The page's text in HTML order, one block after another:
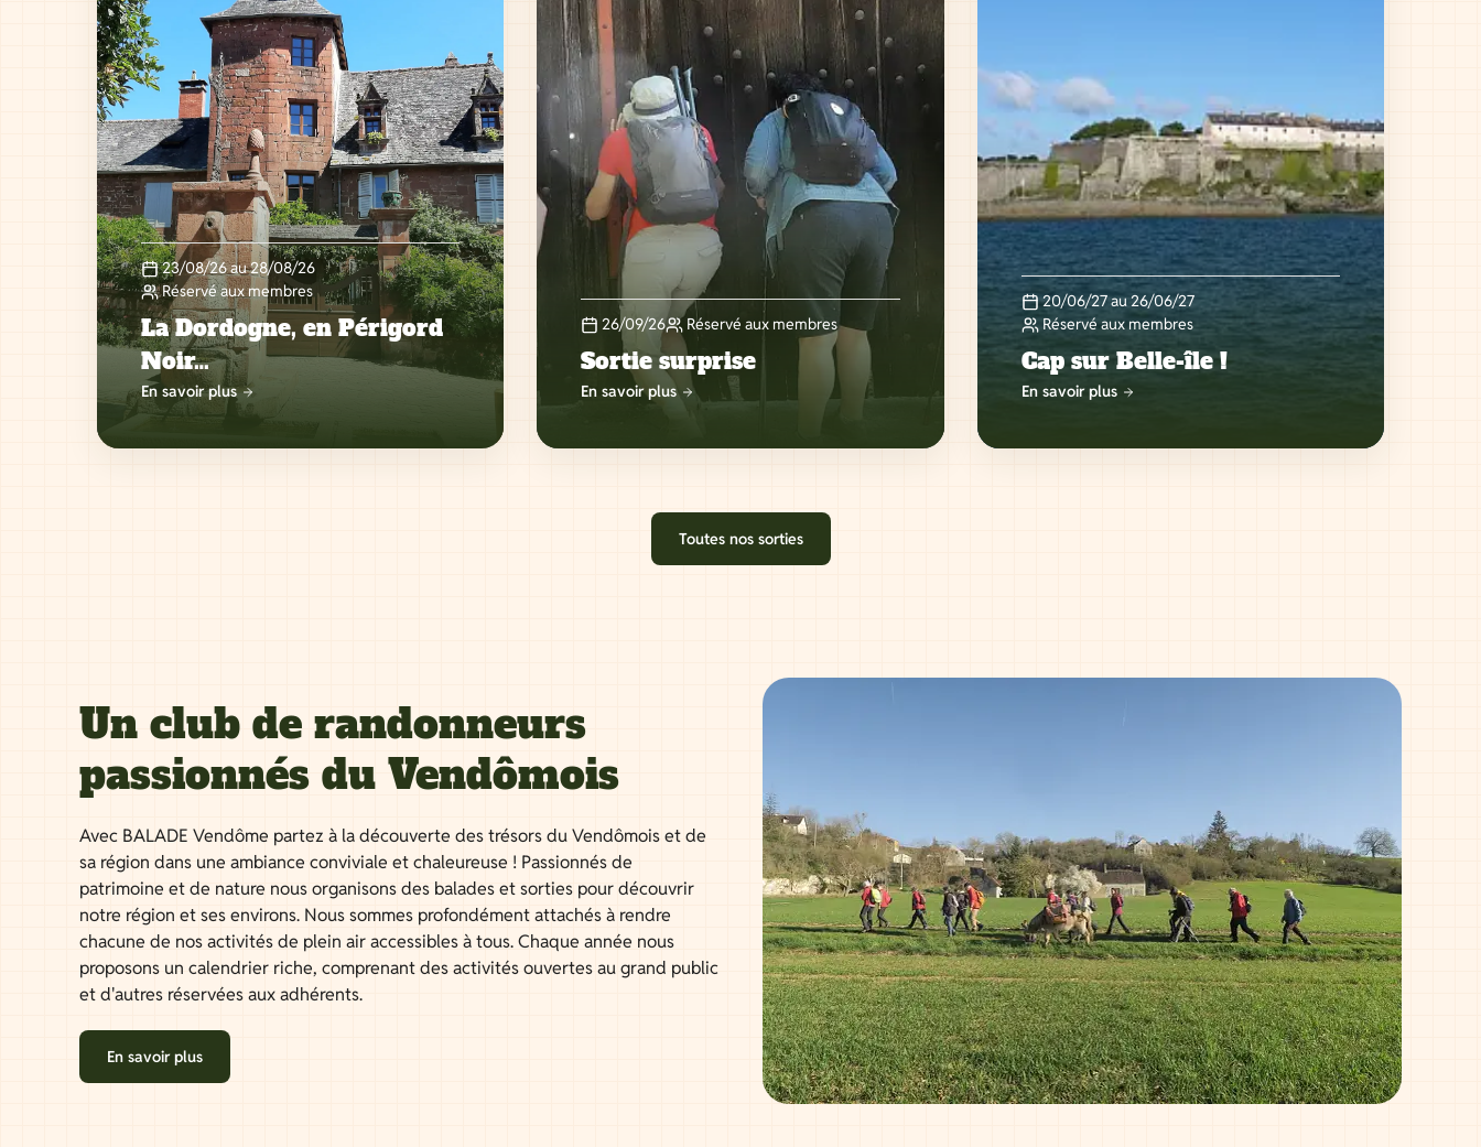
23/08/26 au 28/08/26
Réservé aux membres
La Dordogne, en Périgord
Noir…
En savoir plus
26/09/26 Réservé aux membres
Sortie surprise
En savoir plus
20/06/27 au 26/06/27
Réservé aux membres
Cap sur Belle-île !
En savoir plus
Toutes nos sorties
Un club de randonneurs
passionnés du Vendômois
Avec BALADE Vendôme partez à la découverte des trésors du Vendômois et de
sa région dans une ambiance conviviale et chaleureuse ! Passionnés de
patrimoine et de nature nous organisons des balades et sorties pour découvrir
notre région et ses environs. Nous sommes profondément attachés à rendre
chacune de nos activités de plein air accessibles à tous. Chaque année nous
proposons un calendrier riche, comprenant des activités ouvertes au grand public
et d'autres réservées aux adhérents.
En savoir plus